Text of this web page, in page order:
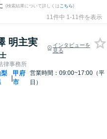
(検索結果について詳しくは こちら)
11件中 1-11件を表示
明主実
インタビューを
見る
律事務所
梨
|
甲府
市
営業時間：09:00~17:00（平
日）